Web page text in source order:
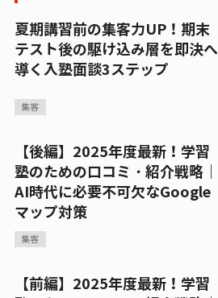
夏期講習前の集客力UP！期末
テスト後の駆け込み層を即決へ
導く入塾面談3ステップ
集客
【後編】2025年度最新！学習
塾のための口コミ・紹介戦略｜
AI時代に必要不可欠なGoogle
マップ対策
集客
【前編】2025年度最新！学習